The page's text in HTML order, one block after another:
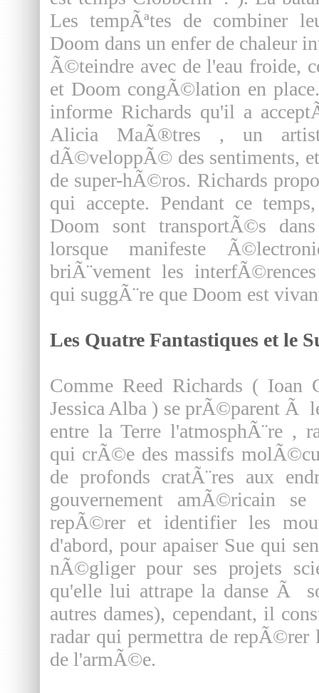
Les tempÃªtes de combiner
Doom dans un enfer de chaleur
Ã©teindre avec de l'eau froide,
et Doom congÃ©lation en
informe Richards qu'il a
Alicia MaÃ®tres , un
dÃ©veloppÃ© des sentiments,
de super-hÃ©ros. Richards
qui accepte. Pendant ce
Doom sont transportÃ©s
lorsque manifeste
briÃ¨vement les
qui suggÃ¨re que Doom est
Les Quatre Fantastiques et le
Comme Reed Richards ( Ioan
Jessica Alba ) se prÃ©parent Ã
entre la Terre l'atmosphÃ¨re ,
qui crÃ©e des massifs
de profonds cratÃ¨res aux
gouvernement amÃ©ricain
repÃ©rer et identifier les
d'abord, pour apaiser Sue qui
nÃ©gliger pour ses projets
qu'elle lui attrape la danse Ã
autres dames), cependant, il
radar qui permettra de repÃ©rer
de l'armÃ©e.